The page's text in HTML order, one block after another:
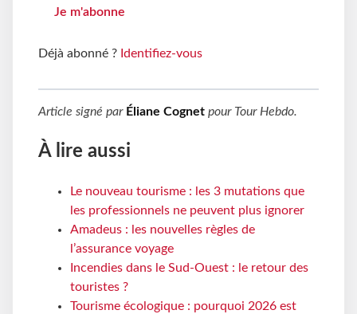
Je m'abonne
Déjà abonné ? Identifiez-vous
Article signé par Éliane Cognet pour Tour Hebdo.
À lire aussi
Le nouveau tourisme : les 3 mutations que
les professionnels ne peuvent plus ignorer
Amadeus : les nouvelles règles de
l’assurance voyage
Incendies dans le Sud-Ouest : le retour des
touristes ?
Tourisme écologique : pourquoi 2026 est